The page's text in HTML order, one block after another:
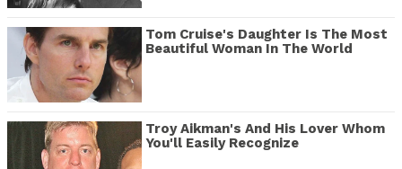
Tom Cruise's Daughter Is The Most
Beautiful Woman In The World
Troy Aikman's And His Lover Whom
You'll Easily Recognize